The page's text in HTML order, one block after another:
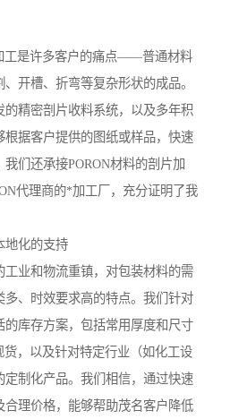
工是许多客户的痛点——普通材料
开槽、折弯等复杂形状的成品。
的精密剖片收料系统，以及多年积
根据客户提供的图纸或样品，快速
们还承接PORON材料的剖片加
代理商的*加工厂，充分证明了我
化的支持
工业和物流重镇，对包装材料的需
多、时效要求高的特点。我们针对
的库存方案，包括常用厚度和尺寸
货，以及针对特定行业（如化工设
定制化产品。我们相信，通过快速
合理价格，能够帮助茂名客户降低